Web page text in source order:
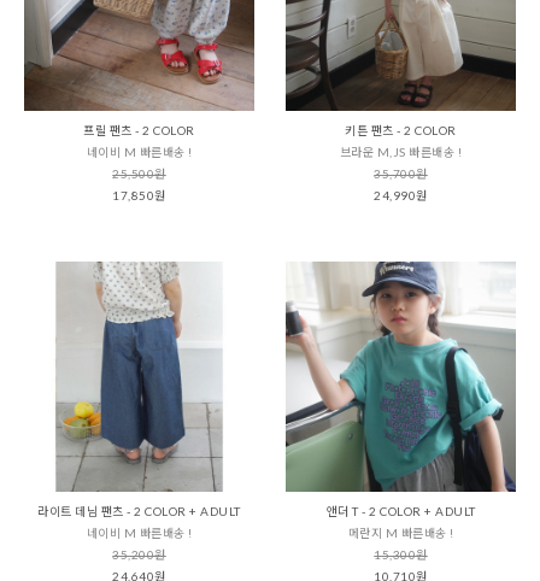
프릴 팬츠 - 2 COLOR
네이비 M 빠른배송 !
25,500원
17,850원
키튼 팬츠 - 2 COLOR
브라운 M,JS 빠른배송 !
35,700원
24,990원
라이트 데님 팬츠 - 2 COLOR + ADULT
네이비 M 빠른배송 !
35,200원
24,640원
앤더 T - 2 COLOR + ADULT
메란지 M 빠른배송 !
15,300원
10,710원